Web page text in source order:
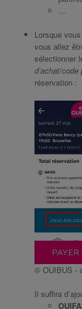
...
Lorsque
vous allez
sélectionner
d’achat/code
réservation :
© OUIBUS -
​Il suffira